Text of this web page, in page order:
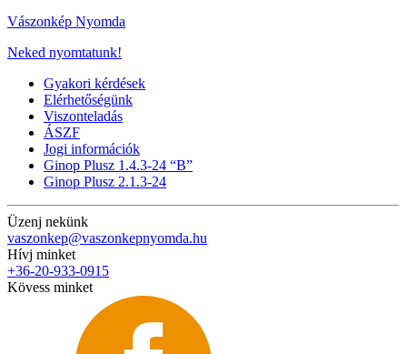
Vászonkép Nyomda
Neked nyomtatunk!
Gyakori kérdések
Elérhetőségünk
Viszonteladás
ÁSZF
Jogi információk
Ginop Plusz 1.4.3-24 “B”
Ginop Plusz 2.1.3-24
Üzenj nekünk
vaszonkep@vaszonkepnyomda.hu
Hívj minket
+36-20-933-0915
Kövess minket